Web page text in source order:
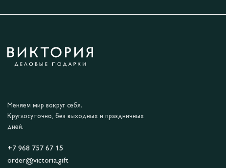
Меняем мир вокруг себя.
Круглосуточно, без выходных и праздничных
дней.
+7 968 757 67 15
order@victoria.gift